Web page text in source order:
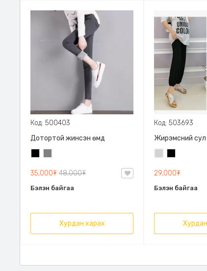
Код: 500403
Дотортой жинсэн өмд
35,000₮ 48,000₮
Бэлэн байгаа
Хурдан харах
Код: 503693
Жирэмсний
29,000₮
Бэлэн байгаа